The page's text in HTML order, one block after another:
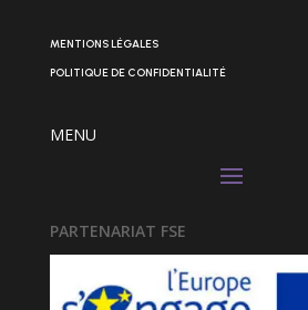
MENTIONS LÉGALES
POLITIQUE DE CONFIDENTIALITÉ
MENU
PARTENARIAT FSE